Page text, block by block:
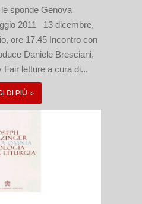
sponde Genova
2011 13 dicembre,
ore 17.45 Incontro con
Daniele Bresciani,
Fair letture a cura di...
DI PIÙ »